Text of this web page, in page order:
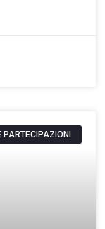
PARTECIPAZIONI